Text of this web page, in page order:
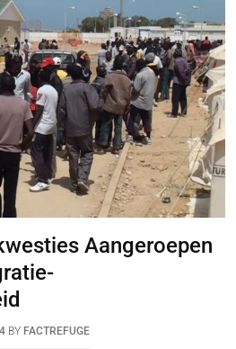
Aangeroepen
BY FACTREFUGE